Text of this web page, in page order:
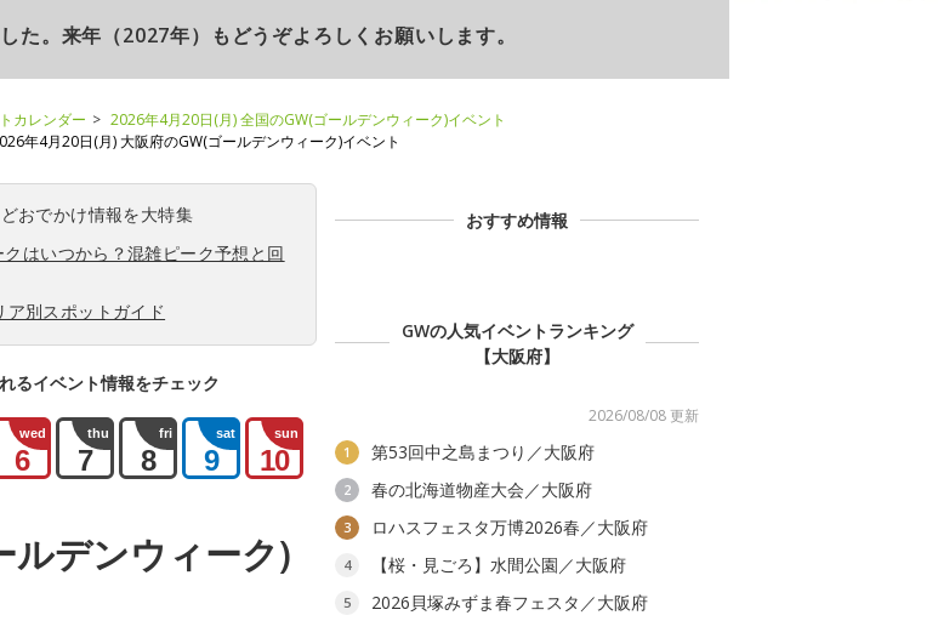
た。来年（2027年）もどうぞよろしくお願いします。
カレンダー
2026年4月20日(月) 全国のGW(ゴールデンウィーク)イベント
年4月20日(月) 大阪府のGW(ゴールデンウィーク)イベント
おでかけ情報を大特集
はいつから？混雑ピーク予想と回
別スポットガイド
るイベント情報をチェック
wed
6
thu
7
fri
8
sat
9
sun
10
ルデンウィーク)
おすすめ情報
GWの人気イベントランキング
【大阪府】
2026/08/08 更新
1 第53回中之島まつり／大阪府
2 春の北海道物産大会／大阪府
3 ロハスフェスタ万博2026春／大阪府
4 【桜・見ごろ】水間公園／大阪府
5
2026貝塚みずま春フェスタ／大阪府